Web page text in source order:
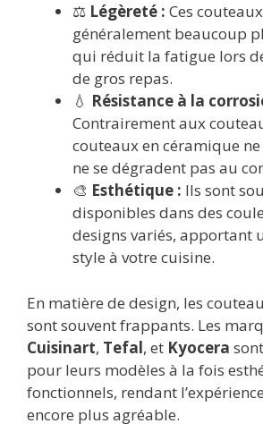
⚖️ Légèreté : Ces
généralement beaucoup
qui réduit la fatigue lors
de gros repas.
💧 Résistance à la
Contrairement aux
couteaux en céramique
ne se dégradent pas au
🎨 Esthétique : Ils sont
disponibles dans des
designs variés, apportant
style à votre cuisine.
En matière de design, les
sont souvent frappants. Les
Cuisinart, Tefal, et Kyocera
pour leurs modèles à la fois
fonctionnels, rendant
encore plus agréable.